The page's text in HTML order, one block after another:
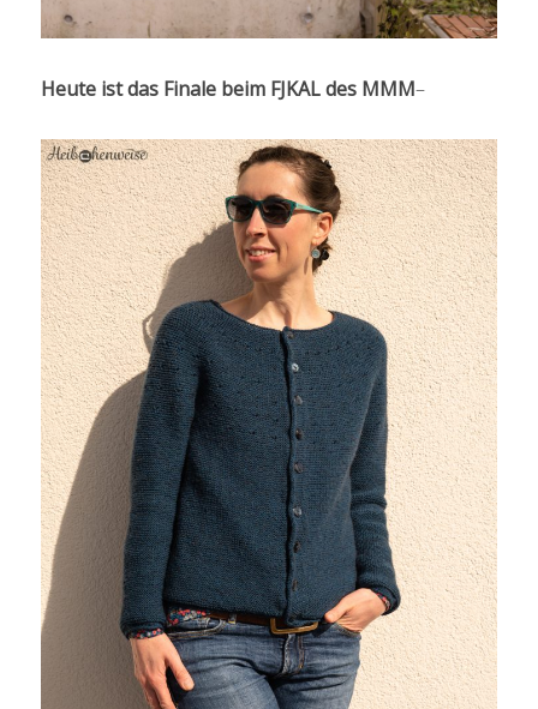
Heute ist das Finale beim FJKAL des MMM–